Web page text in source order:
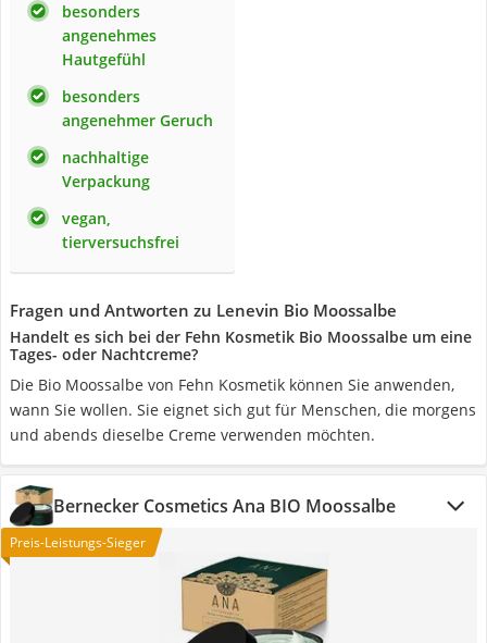
besonders
angenehmes
Hautgefühl
besonders
angenehmer Geruch
nachhaltige
Verpackung
vegan,
tierversuchsfrei
Fragen und Antworten zu Lenevin Bio Moossalbe
Handelt es sich bei der Fehn Kosmetik Bio Moossalbe um eine
Tages- oder Nachtcreme?
Die Bio Moossalbe von Fehn Kosmetik können Sie anwenden,
wann Sie wollen. Sie eignet sich gut für Menschen, die morgens
und abends dieselbe Creme verwenden möchten.
‎Bernecker Cosmetics Ana BIO Moossalbe
Preis-Leistungs-Sieger